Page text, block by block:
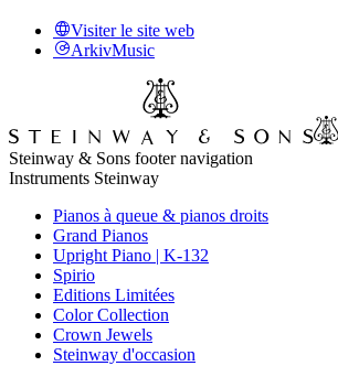
Visiter le site web
ArkivMusic
Steinway & Sons footer navigation
Instruments Steinway
Pianos à queue & pianos droits
Grand Pianos
Upright Piano | K-132
Spirio
Editions Limitées
Color Collection
Crown Jewels
Steinway d'occasion